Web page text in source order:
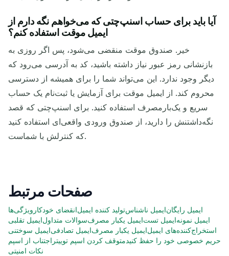
آیا باید برای حساب اسنپ‌چتی که می‌خواهم نگه دارم از
ایمیل موقت استفاده کنم؟
خیر. صندوق موقت منقضی می‌شود، پس اگر روزی به
بازنشانی رمز عبور نیاز داشته باشید، کد به آدرسی می‌رود که
دیگر وجود ندارد. این می‌تواند شما را برای همیشه از دسترسی
محروم کند. از ایمیل موقت برای آزمایش یا ثبت‌نام یک حساب
سریع و یک‌بارمصرف استفاده کنید. برای اسنپ‌چتی که قصد
نگه‌داشتنش را دارید، از صندوق ورودی واقعی‌ای استفاده کنید
که کنترلش با شماست.
صفحات مرتبط
ویژگی‌ها انقضای خودکارتولید کننده ایمیلایمیل ناشناسایمیل رایگان
ایمیل تقلبیسوالات متداولایمیل یکبار مصرفایمیل تستایمیل نمونه
ایمیل سوختنیایمیل تصادفیایمیل یکبار مصرفاستخراج‌کننده‌های ایمیل
اجتناب از اسپم متوقف کردن اسپم توییترحریم خصوصی خود را حفظ کنید
نکات امنیتی